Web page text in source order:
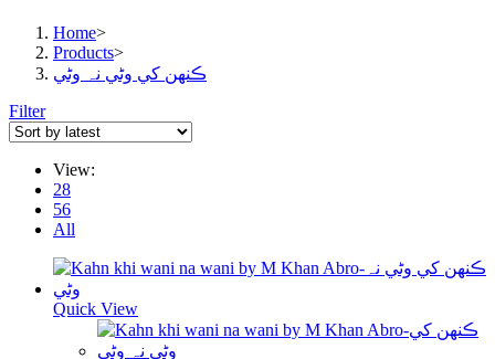
Home>
Products>
ڪنهن کي وڻي نہ وڻي
Filter
View:
28
56
All
Quick View